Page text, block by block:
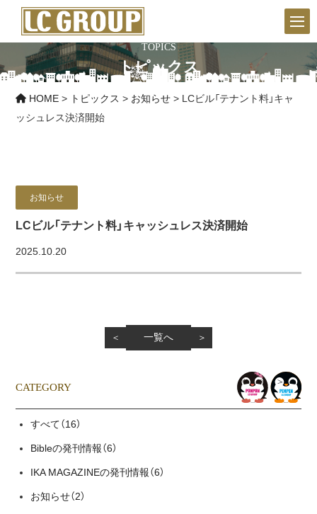
TOPICS
トピックス
HOME > トピックス > お知らせ > LCビル「テナント料」キャ
ッシュレス決済開始
お知らせ
LCビル「テナント料」キャッシュレス決済開始
2025.10.20
＜ 一覧へ ＞
CATEGORY
すべて （16）
Bibleの発刊情報 （6）
IKA MAGAZINEの発刊情報 （6）
お知らせ（2）